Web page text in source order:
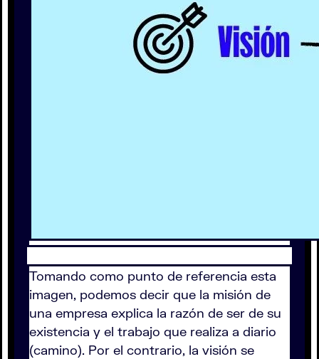
Tomando como punto de referencia esta
imagen, podemos decir que la misión de
una empresa explica la razón de ser de su
existencia y el trabajo que realiza a diario
(camino). Por el contrario, la visión se